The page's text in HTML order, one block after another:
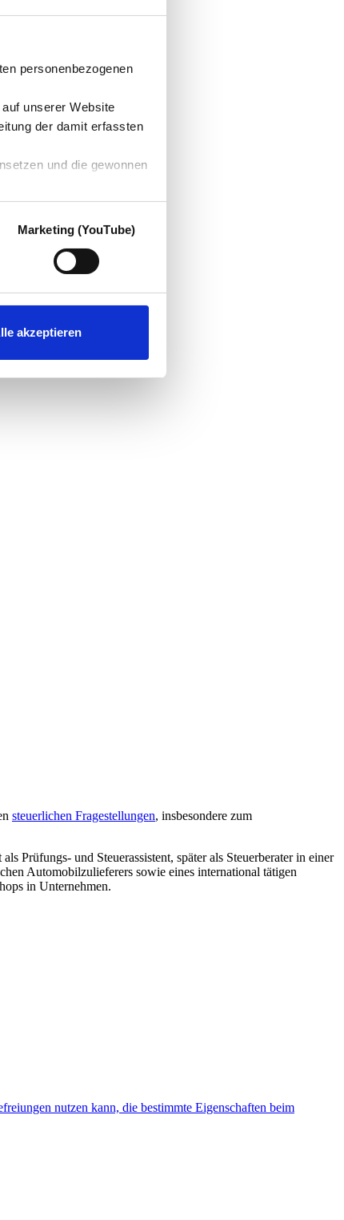
personenbezogenen
unserer Website
der damit erfassten
und die gewonnen
Marketing (YouTube)
akzeptieren
steuerlichen Fragestellungen, insbesondere zum
Prüfungs- und Steuerassistent, später als Steuerberater in einer
Automobilzulieferers sowie eines international tätigen
in Unternehmen.
nutzen kann, die bestimmte Eigenschaften beim